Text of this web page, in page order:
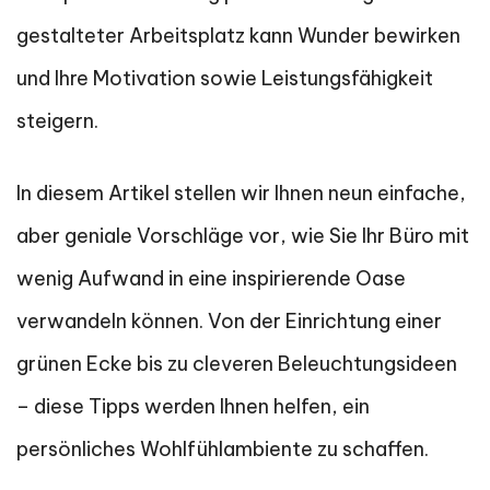
gestalteter Arbeitsplatz kann Wunder bewirken
und Ihre Motivation sowie Leistungsfähigkeit
steigern.
In diesem Artikel stellen wir Ihnen neun einfache,
aber geniale Vorschläge vor, wie Sie Ihr Büro mit
wenig Aufwand in eine inspirierende Oase
verwandeln können. Von der Einrichtung einer
grünen Ecke bis zu cleveren Beleuchtungsideen
– diese Tipps werden Ihnen helfen, ein
persönliches Wohlfühlambiente zu schaffen.